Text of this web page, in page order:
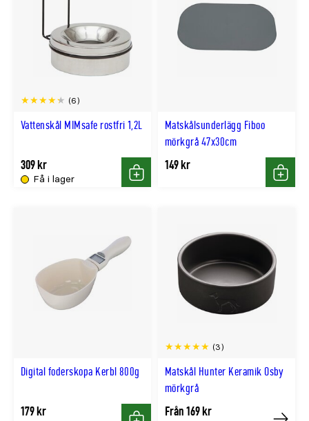
Vattenskål MIMsafe rostfri 1,2L
(6)
Få i lager
309 kr
Köp
Matskålsunderlägg Fiboo
mörkgrå 47x30cm
149 kr
Köp
Digital foderskopa Kerbl 800g
179 kr
Matskål Hunter Keramik Osby
mörkgrå
(3)
Från 169 kr